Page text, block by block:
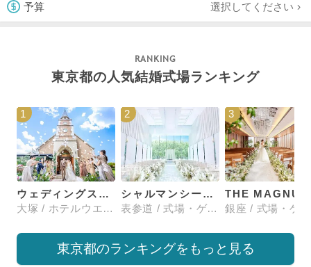
予算 選択してください
東京都の人気結婚式場ランキング
1
ウェディングスホテル・ベルクラシック東京
大塚 / ホテルウエディング
2
シャルマンシーナTOKYO
表参道 / 式場・ゲストハウス
3
東京都のランキングをもっと見る